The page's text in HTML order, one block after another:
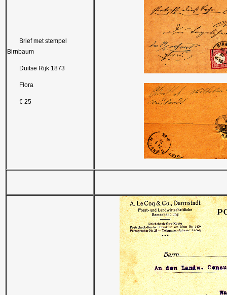
Brief met stempel
Birnbaum
Duitse Rijk 1873
Flora
€ 25